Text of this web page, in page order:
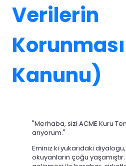
Verilerin
Korunması
Kanunu)
"Merhaba, sizi ACME Kuru
arıyorum."
Eminiz ki yukarıdaki diyalogu,
okuyanların çoğu